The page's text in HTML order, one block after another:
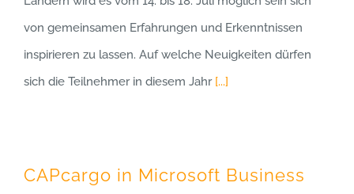
von gemeinsamen Erfahrungen und Erkenntnissen
inspirieren zu lassen. Auf welche Neuigkeiten dürfen
sich die Teilnehmer in diesem Jahr [...]
CAPcargo in Microsoft Business